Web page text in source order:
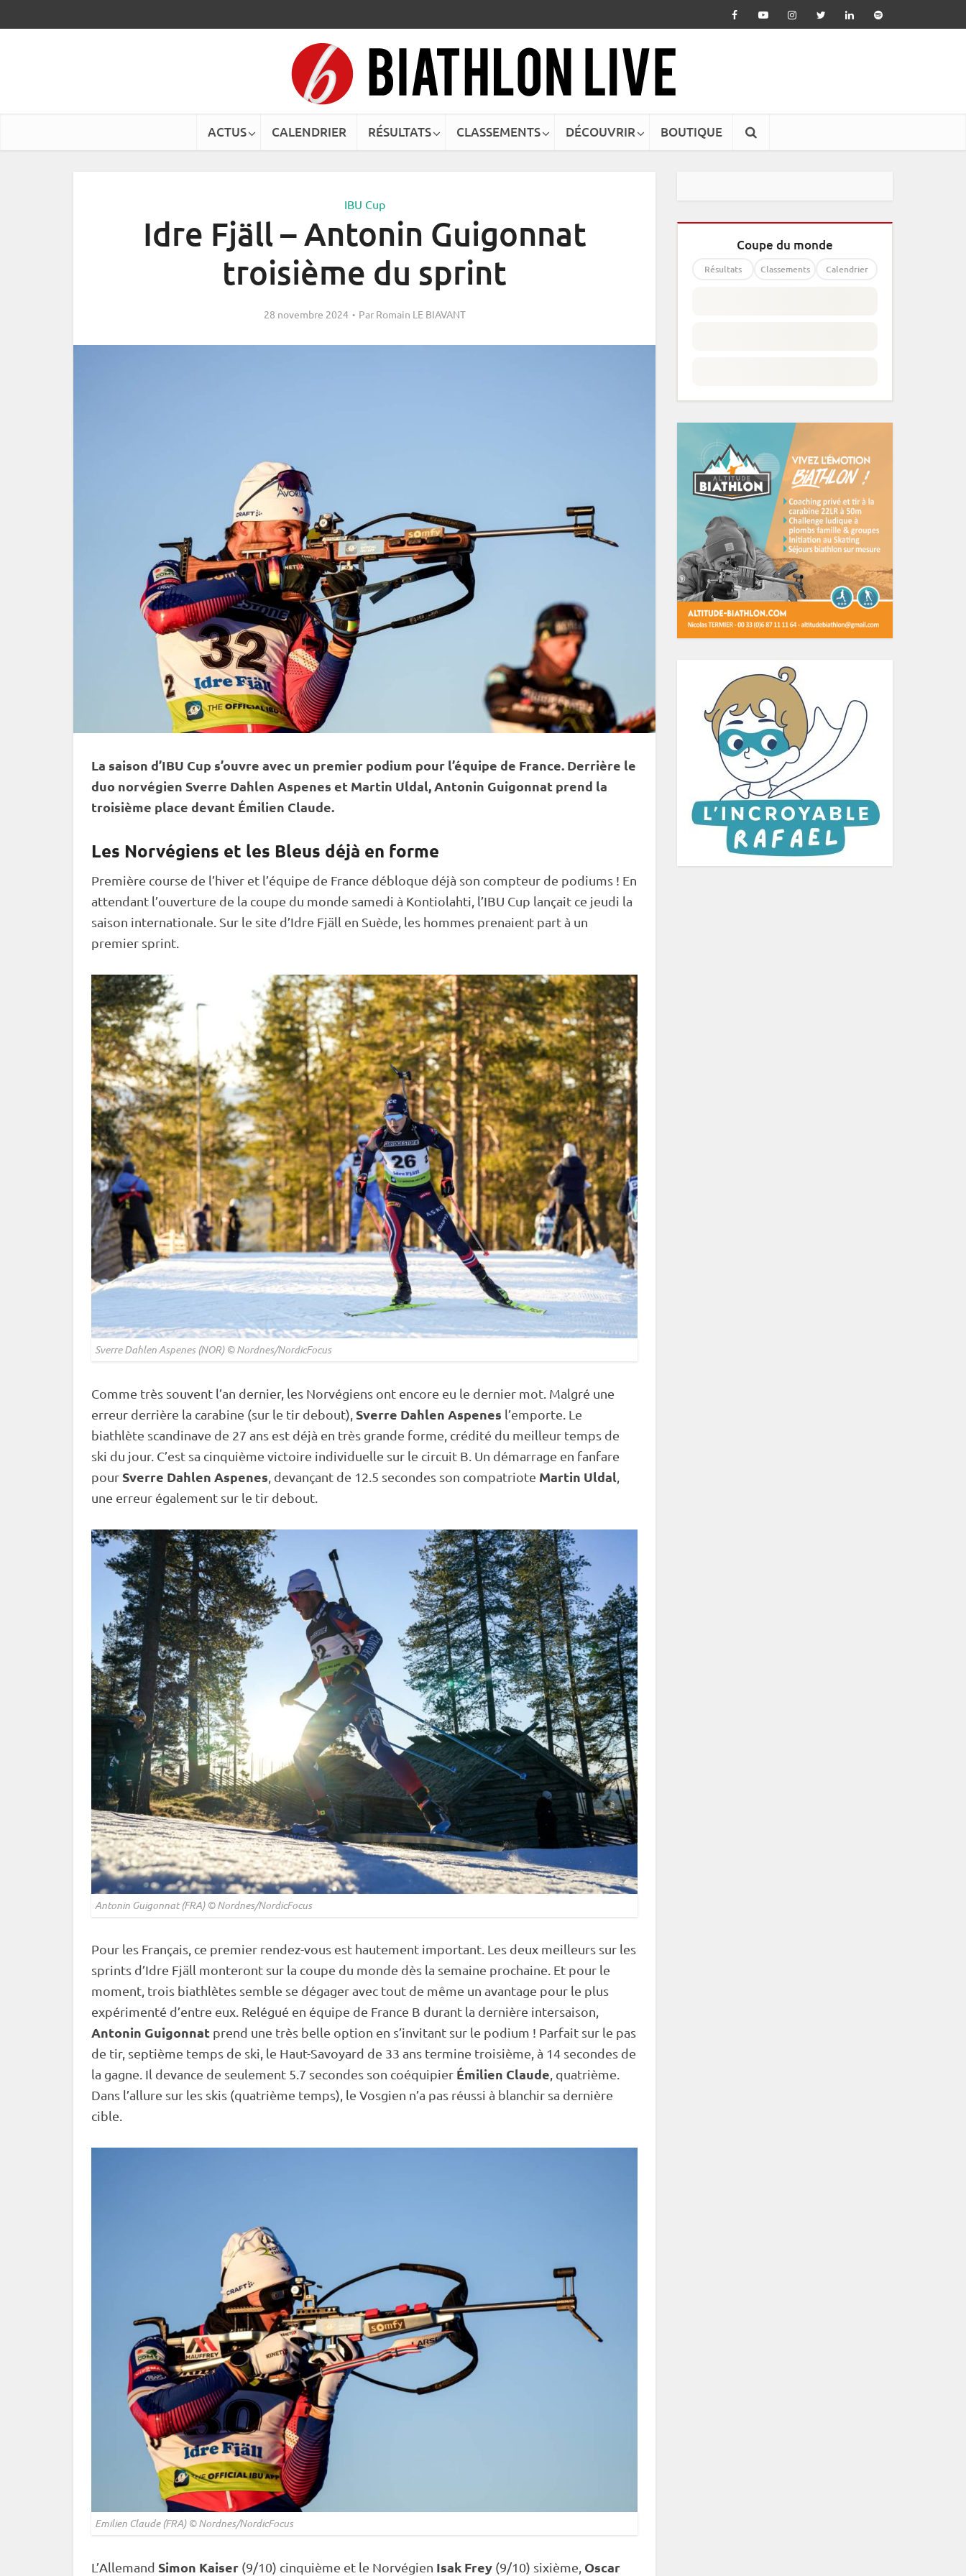
ACTUS CALENDRIER RÉSULTATS CLASSEMENTS DÉCOUVRIR BOUTIQUE
IBU Cup
Idre Fjäll – Antonin Guigonnat
troisième du sprint
28 novembre 2024 Par Romain LE BIAVANT
La saison d’IBU Cup s’ouvre avec un premier podium pour l’équipe de France. Derrière le
duo norvégien Sverre Dahlen Aspenes et Martin Uldal, Antonin Guigonnat prend la
troisième place devant Émilien Claude.
Les Norvégiens et les Bleus déjà en forme
Première course de l’hiver et l’équipe de France débloque déjà son compteur de podiums ! En
attendant l’ouverture de la coupe du monde samedi à Kontiolahti , l’IBU Cup lançait ce jeudi la
saison internationale. Sur le site d’Idre Fjäll en Suède, les hommes prenaient part à un
premier sprint
Sverre Dahlen Aspenes (NOR) © Nordnes/NordicFocus
Comme très souvent l’an dernier, les Norvégiens ont encore eu le dernier mot. Malgré une
erreur derrière la carabine (sur le tir debout), Sverre Dahlen Aspenes l’emporte. Le
biathlète scandinave de 27 ans est déjà en très grande forme, crédité du meilleur temps de
ski du jour. C’est sa cinquième victoire individuelle sur le circuit B. Un démarrage en fanfare
pour Sverre Dahlen Aspenes , devançant de 12.5 secondes son compatriote Martin Uldal
une erreur également sur le tir debout
Antonin Guigonnat (FRA) © Nordnes/NordicFocus
Pour les Français, ce premier rendez-vous est hautement important. Les deux meilleurs sur les
sprints d’Idre Fjäll monteront sur la coupe du monde dès la semaine prochaine. Et pour le
moment, trois biathlètes semble se dégager avec tout de même un avantage pour le plus
expérimenté d’entre eux. Relégué en équipe de France B durant la dernière intersaison,
Antonin Guigonnat prend une très belle option en s’invitant sur le podium ! Parfait sur le pas
de tir, septième temps de ski, le Haut-Savoyard de 33 ans termine troisième, à 14 secondes de
la gagne. Il devance de seulement 5.7 secondes son coéquipier Émilien Claude , quatrième.
Dans l’allure sur les skis (quatrième temps), le Vosgien n’a pas réussi à blanchir sa dernière
cible
Emilien Claude (FRA) © Nordnes/NordicFocus
L’Allemand Simon Kaiser (9/10) cinquième et le Norvégien Isak Frey (9/10) sixième, Oscar
Coupe du monde
Résultats Classements Calendrier